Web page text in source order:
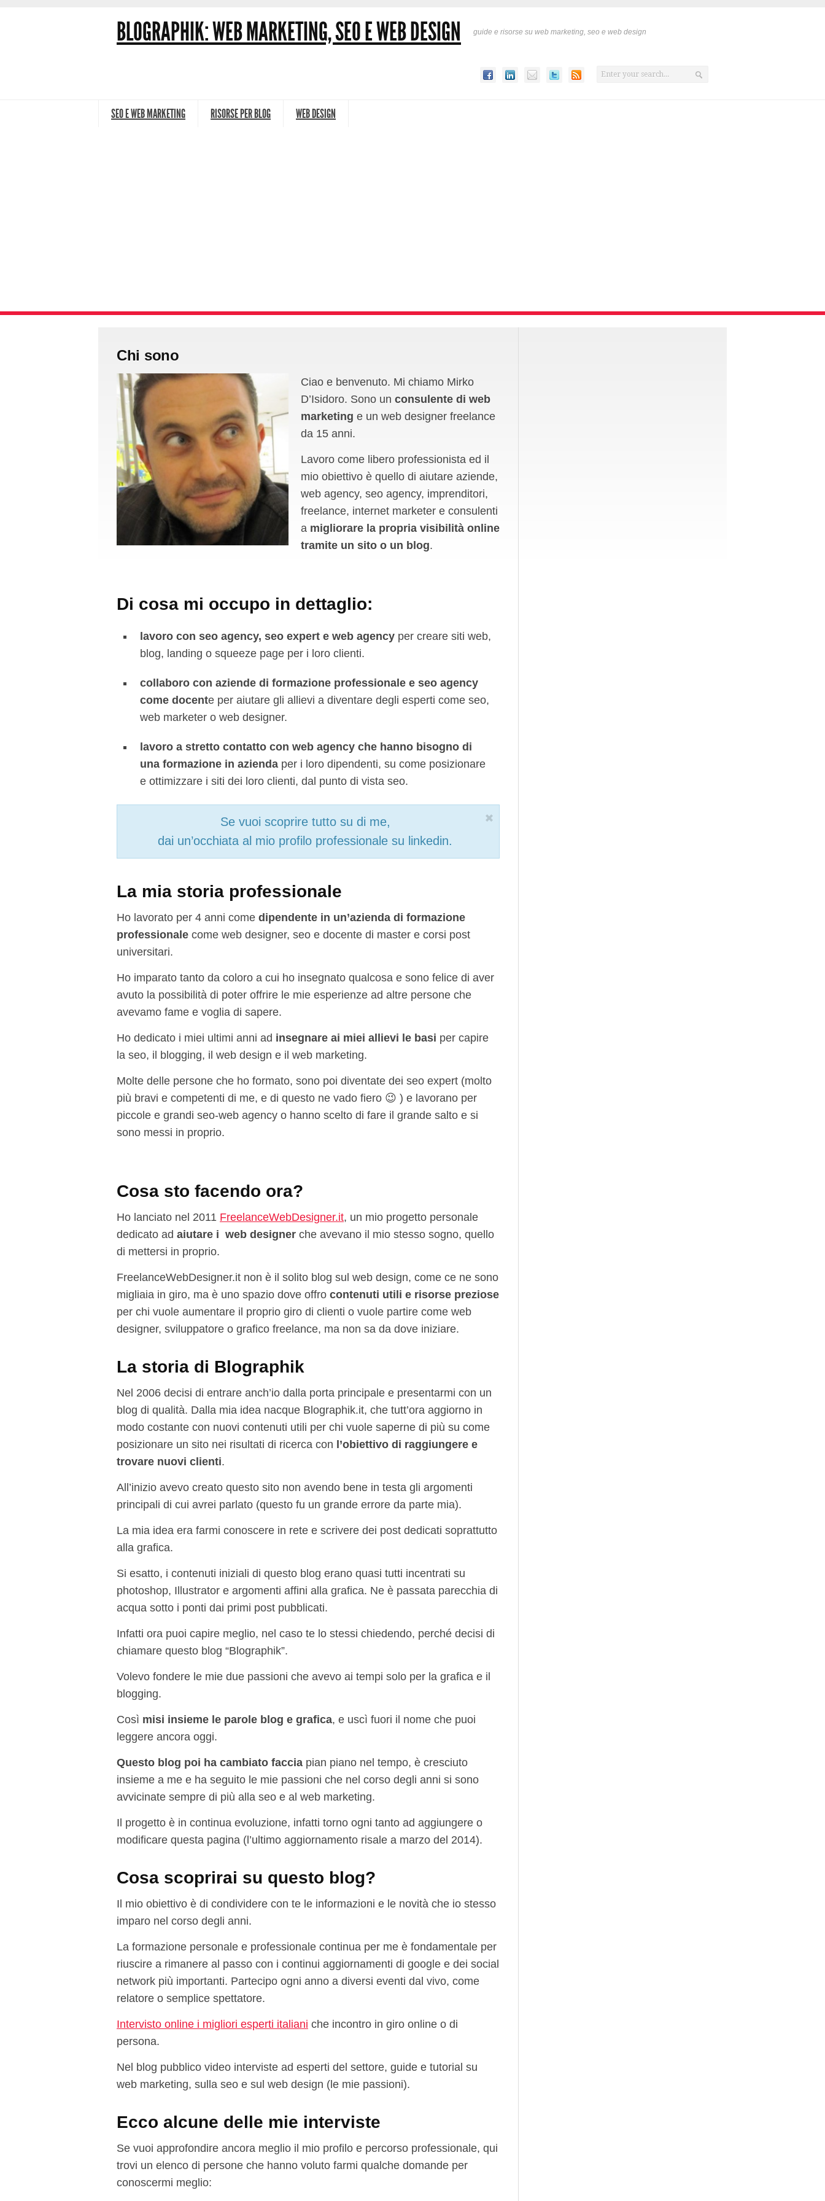
BLOGRAPHIK: WEB MARKETING, SEO E WEB DESIGN guide e risorse su web marketing, seo e web design
SEO E WEB MARKETING RISORSE PER BLOG WEB DESIGN
Chi sono
Ciao e benvenuto. Mi chiamo Mirko
D’Isidoro. Sono un consulente di web
marketing e un web designer freelance
da 15 anni.
Lavoro come libero professionista ed il
mio obiettivo è quello di aiutare aziende,
web agency, seo agency, imprenditori,
freelance, internet marketer e consulenti
a migliorare la propria visibilità online
tramite un sito o un blog.
Di cosa mi occupo in dettaglio:
lavoro con seo agency, seo expert e web agency per creare siti web,
blog, landing o squeeze page per i loro clienti.
collaboro con aziende di formazione professionale e seo agency
come docente per aiutare gli allievi a diventare degli esperti come seo,
web marketer o web designer.
lavoro a stretto contatto con web agency che hanno bisogno di
una formazione in azienda per i loro dipendenti, su come posizionare
e ottimizzare i siti dei loro clienti, dal punto di vista seo.
Se vuoi scoprire tutto su di me,
dai un’occhiata al mio profilo professionale su linkedin.
La mia storia professionale
Ho lavorato per 4 anni come dipendente in un’azienda di formazione
professionale come web designer, seo e docente di master e corsi post
universitari.
Ho imparato tanto da coloro a cui ho insegnato qualcosa e sono felice di aver
avuto la possibilità di poter offrire le mie esperienze ad altre persone che
avevamo fame e voglia di sapere.
Ho dedicato i miei ultimi anni ad insegnare ai miei allievi le basi per capire
la seo, il blogging, il web design e il web marketing.
Molte delle persone che ho formato, sono poi diventate dei seo expert (molto
più bravi e competenti di me, e di questo ne vado fiero 😉 ) e lavorano per
piccole e grandi seo-web agency o hanno scelto di fare il grande salto e si
sono messi in proprio.
Cosa sto facendo ora?
Ho lanciato nel 2011 FreelanceWebDesigner.it, un mio progetto personale
dedicato ad aiutare i web designer che avevano il mio stesso sogno, quello
di mettersi in proprio.
FreelanceWebDesigner.it non è il solito blog sul web design, come ce ne sono
migliaia in giro, ma è uno spazio dove offro contenuti utili e risorse preziose
per chi vuole aumentare il proprio giro di clienti o vuole partire come web
designer, sviluppatore o grafico freelance, ma non sa da dove iniziare.
La storia di Blographik
Nel 2006 decisi di entrare anch’io dalla porta principale e presentarmi con un
blog di qualità. Dalla mia idea nacque Blographik.it, che tutt’ora aggiorno in
modo costante con nuovi contenuti utili per chi vuole saperne di più su come
posizionare un sito nei risultati di ricerca con l’obiettivo di raggiungere e
trovare nuovi clienti.
All’inizio avevo creato questo sito non avendo bene in testa gli argomenti
principali di cui avrei parlato (questo fu un grande errore da parte mia).
La mia idea era farmi conoscere in rete e scrivere dei post dedicati soprattutto
alla grafica.
Si esatto, i contenuti iniziali di questo blog erano quasi tutti incentrati su
photoshop, Illustrator e argomenti affini alla grafica. Ne è passata parecchia di
acqua sotto i ponti dai primi post pubblicati.
Infatti ora puoi capire meglio, nel caso te lo stessi chiedendo, perché decisi di
chiamare questo blog “Blographik”.
Volevo fondere le mie due passioni che avevo ai tempi solo per la grafica e il
blogging.
Così misi insieme le parole blog e grafica, e uscì fuori il nome che puoi
leggere ancora oggi.
Questo blog poi ha cambiato faccia pian piano nel tempo, è cresciuto
insieme a me e ha seguito le mie passioni che nel corso degli anni si sono
avvicinate sempre di più alla seo e al web marketing.
Il progetto è in continua evoluzione, infatti torno ogni tanto ad aggiungere o
modificare questa pagina (l’ultimo aggiornamento risale a marzo del 2014).
Cosa scoprirai su questo blog?
Il mio obiettivo è di condividere con te le informazioni e le novità che io stesso
imparo nel corso degli anni.
La formazione personale e professionale continua per me è fondamentale per
riuscire a rimanere al passo con i continui aggiornamenti di google e dei social
network più importanti. Partecipo ogni anno a diversi eventi dal vivo, come
relatore o semplice spettatore.
Intervisto online i migliori esperti italiani che incontro in giro online o di
persona.
Nel blog pubblico video interviste ad esperti del settore, guide e tutorial su
web marketing, sulla seo e sul web design (le mie passioni).
Ecco alcune delle mie interviste
Se vuoi approfondire ancora meglio il mio profilo e percorso professionale, qui
trovi un elenco di persone che hanno voluto farmi qualche domande per
conoscermi meglio: